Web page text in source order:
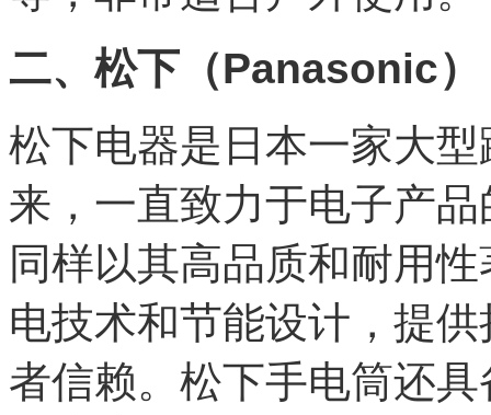
二、松下（Panasonic）
松下电器是日本一家大
来，一直致力于电子产
同样以其高品质和耐用
电技术和节能设计，提
者信赖。松下手电筒还